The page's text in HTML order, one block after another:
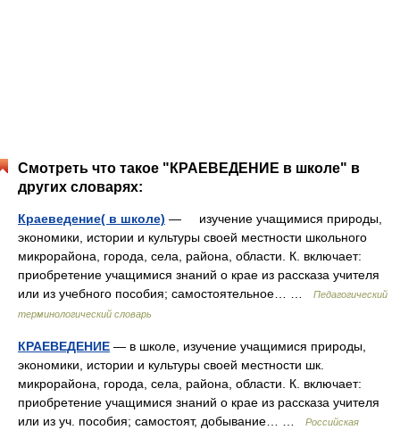
Смотреть что такое "КРАЕВЕДЕНИЕ в школе" в
других словарях:
Краеведение( в школе) — изучение учащимися природы,
экономики, истории и культуры своей местности школьного
микрорайона, города, села, района, области. К. включает:
приобретение учащимися знаний о крае из рассказа учителя
или из учебного пособия; самостоятельное… …
Педагогический
терминологический словарь
КРАЕВЕДЕНИЕ — в школе, изучение учащимися природы,
экономики, истории и культуры своей местности шк.
микрорайона, города, села, района, области. К. включает:
приобретение учащимися знаний о крае из рассказа учителя
или из уч. пособия; самостоят, добывание… …
Российская